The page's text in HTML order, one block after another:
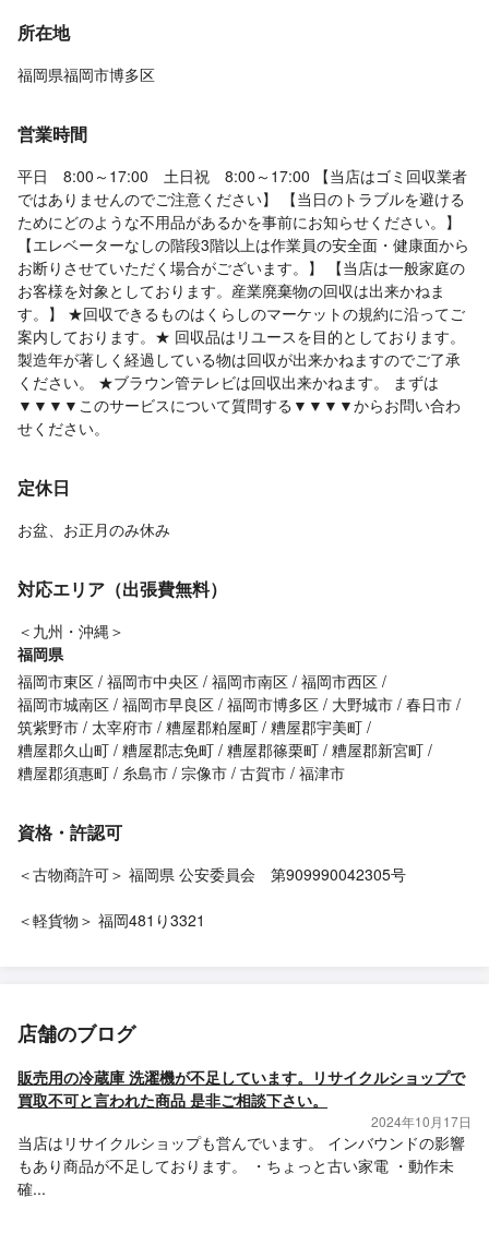
所在地
福岡県福岡市博多区
営業時間
平日 8:00～17:00 土日祝 8:00～17:00 【当店はゴミ回収業者
ではありませんのでご注意ください】 【当日のトラブルを避ける
ためにどのような不用品があるかを事前にお知らせください。】
【エレベーターなしの階段3階以上は作業員の安全面・健康面から
お断りさせていただく場合がございます。】 【当店は一般家庭の
お客様を対象としております。産業廃棄物の回収は出来かねま
す。】 ★回収できるものはくらしのマーケットの規約に沿ってご
案内しております。★ 回収品はリユースを目的としております。
製造年が著しく経過している物は回収が出来かねますのでご了承
ください。 ★ブラウン管テレビは回収出来かねます。 まずは
▼▼▼▼このサービスについて質問する▼▼▼▼からお問い合わ
せください。
定休日
お盆、お正月のみ休み
対応エリア（出張費無料）
＜九州・沖縄＞
福岡県
福岡市東区 福岡市中央区 福岡市南区 福岡市西区
福岡市城南区 福岡市早良区 福岡市博多区 大野城市 春日市
筑紫野市
太宰府市 糟屋郡粕屋町 糟屋郡宇美町
糟屋郡久山町 糟屋郡志免町 糟屋郡篠栗町 糟屋郡新宮町
糟屋郡須惠町
糸島市 宗像市 古賀市 福津市
資格・許認可
＜古物商許可＞ 福岡県 公安委員会 第909990042305号
＜軽貨物＞ 福岡481り3321
店舗のブログ
販売用の冷蔵庫 洗濯機が不足しています。リサイクルショップで
買取不可と言われた商品 是非ご相談下さい。
2024年10月17日
当店はリサイクルショップも営んでいます。 インバウンドの影響
もあり商品が不足しております。 ・ちょっと古い家電 ・動作未
確...